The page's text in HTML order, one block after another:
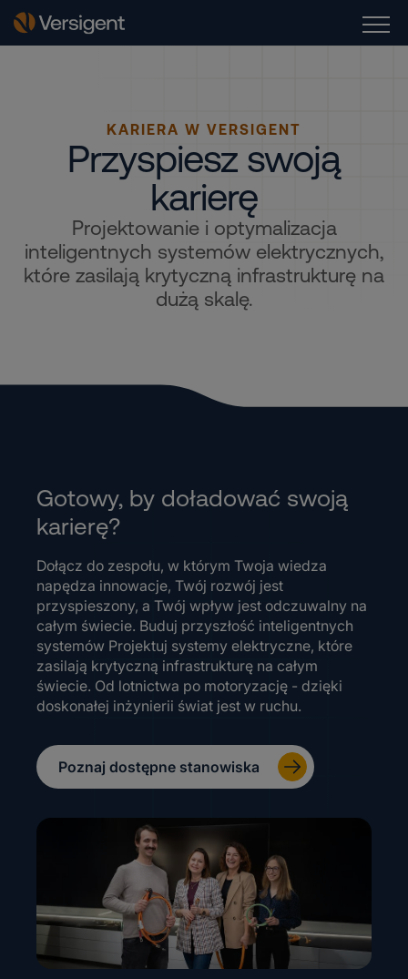
KARIERA W VERSIGENT
Przyspiesz swoją
karierę
Projektowanie i optymalizacja
inteligentnych systemów elektrycznych,
które zasilają krytyczną infrastrukturę na
dużą skalę.
Gotowy, by doładować swoją
karierę?
Dołącz do zespołu, w którym Twoja wiedza
napędza innowacje, Twój rozwój jest
przyspieszony, a Twój wpływ jest odczuwalny na
całym świecie. Buduj przyszłość inteligentnych
systemów Projektuj systemy elektryczne, które
zasilają krytyczną infrastrukturę na całym
świecie. Od lotnictwa po motoryzację - dzięki
doskonałej inżynierii świat jest w ruchu.
Poznaj dostępne stanowiska